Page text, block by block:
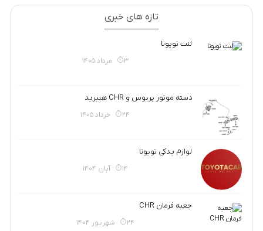
تازه های خبری
لنت تویوتا
3 مرداد 1405
دسته موتور پریوس و CHR هیبرید
24 خرداد 1405
لوازم یدکی تویوتا
14 آبان 1404
جعبه فرمان CHR
24 شهریور 1404